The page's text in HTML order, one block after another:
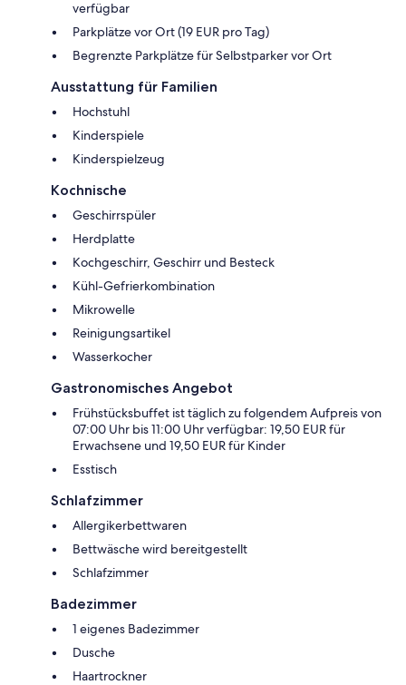
verfügbar
Parkplätze vor Ort (19 EUR pro Tag)
Begrenzte Parkplätze für Selbstparker vor Ort
Ausstattung für Familien
Hochstuhl
Kinderspiele
Kinderspielzeug
Kochnische
Geschirrspüler
Herdplatte
Kochgeschirr, Geschirr und Besteck
Kühl-Gefrierkombination
Mikrowelle
Reinigungsartikel
Wasserkocher
Gastronomisches Angebot
Frühstücksbuffet ist täglich zu folgendem Aufpreis von
07:00 Uhr bis 11:00 Uhr verfügbar: 19,50 EUR für
Erwachsene und 19,50 EUR für Kinder
Esstisch
Schlafzimmer
Allergikerbettwaren
Bettwäsche wird bereitgestellt
Schlafzimmer
Badezimmer
1 eigenes Badezimmer
Dusche
Haartrockner